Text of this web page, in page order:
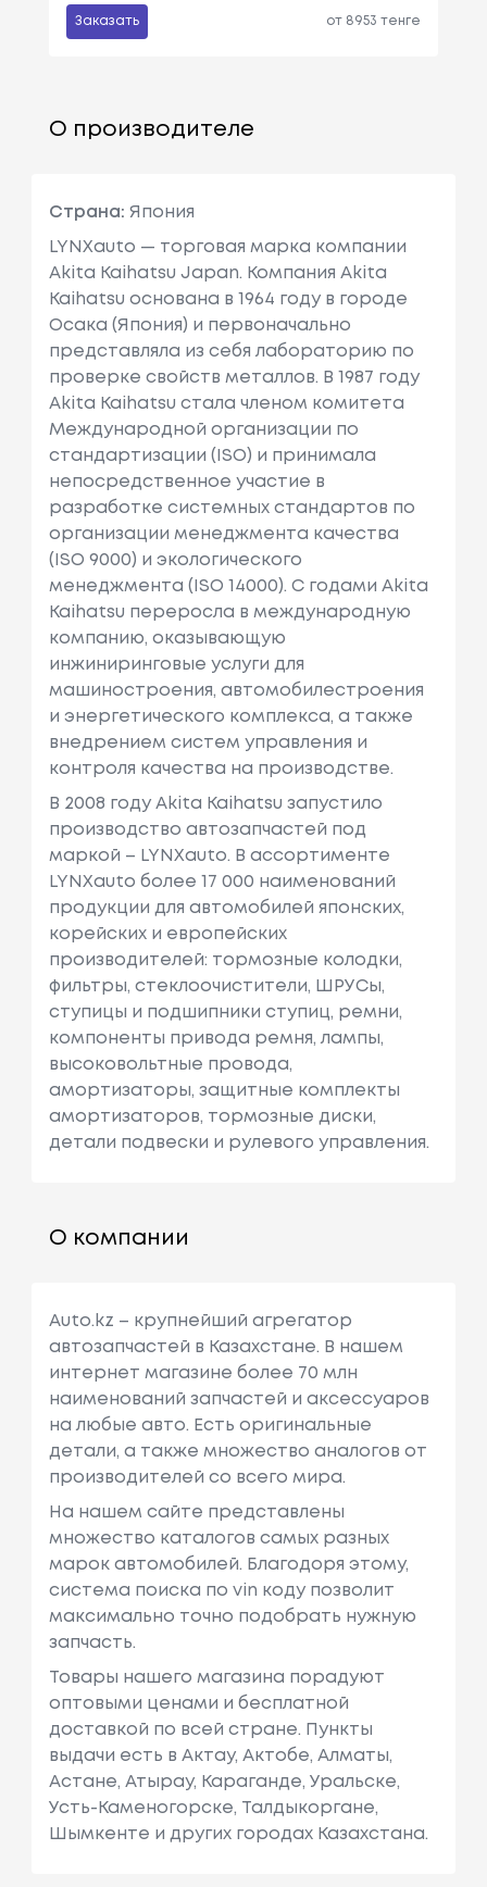
Заказать от 8953 тенге
О производителе
Страна: Япония
LYNXauto — торговая марка компании
Akita Kaihatsu Japan. Компания Akita
Kaihatsu основана в 1964 году в городе
Осака (Япония) и первоначально
представляла из себя лабораторию по
проверке свойств металлов. В 1987 году
Akita Kaihatsu стала членом комитета
Международной организации по
стандартизации (ISO) и принимала
непосредственное участие в
разработке системных стандартов по
организации менеджмента качества
(ISO 9000) и экологического
менеджмента (ISO 14000). С годами Akita
Kaihatsu переросла в международную
компанию, оказывающую
инжиниринговые услуги для
машиностроения, автомобилестроения
и энергетического комплекса, а также
внедрением систем управления и
контроля качества на производстве.
В 2008 году Akita Kaihatsu запустило
производство автозапчастей под
маркой – LYNXauto. В ассортименте
LYNXauto более 17 000 наименований
продукции для автомобилей японских,
корейских и европейских
производителей: тормозные колодки,
фильтры, стеклоочистители, ШРУСы,
ступицы и подшипники ступиц, ремни,
компоненты привода ремня, лампы,
высоковольтные провода,
амортизаторы, защитные комплекты
амортизаторов, тормозные диски,
детали подвески и рулевого управления.
О компании
Auto.kz – крупнейший агрегатор
автозапчастей в Казахстане. В нашем
интернет магазине более 70 млн
наименований запчастей и аксессуаров
на любые авто. Есть оригинальные
детали, а также множество аналогов от
производителей со всего мира.
На нашем сайте представлены
множество каталогов самых разных
марок автомобилей. Благодоря этому,
система поиска по vin коду позволит
максимально точно подобрать нужную
запчасть.
Товары нашего магазина порадуют
оптовыми ценами и бесплатной
доставкой по всей стране. Пункты
выдачи есть в Актау, Актобе, Алматы,
Астане, Атырау, Караганде, Уральске,
Усть-Каменогорске, Талдыкоргане,
Шымкенте и других городах Казахстана.